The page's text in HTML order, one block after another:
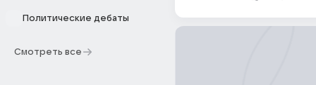
Политические дебаты
Смотреть все